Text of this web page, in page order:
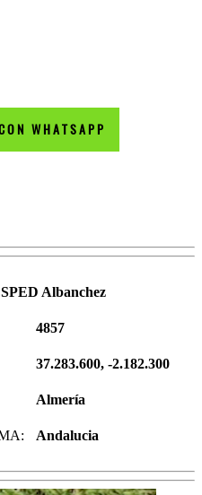
WHATSAPP
Albanchez
4857
37.283.600, -2.182.300
Almería
Andalucia